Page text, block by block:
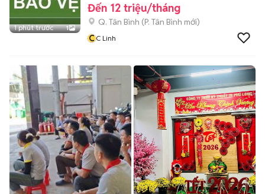
1 phút trước 1
Đến 12 triệu/tháng
Q. Tân Bình (P. Tân Bình mới)
CC Linh